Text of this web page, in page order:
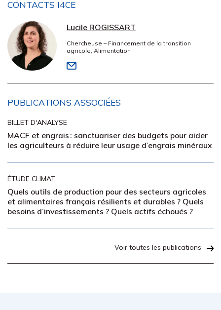
CONTACTS I4CE
Lucile ROGISSART
Chercheuse – Financement de la transition
agricole, Alimentation
PUBLICATIONS ASSOCIÉES
BILLET D'ANALYSE
MACF et engrais : sanctuariser des budgets pour aider
les agriculteurs à réduire leur usage d’engrais minéraux
ÉTUDE CLIMAT
Quels outils de production pour des secteurs agricoles
et alimentaires français résilients et durables ? Quels
besoins d’investissements ? Quels actifs échoués ?
Voir toutes les publications